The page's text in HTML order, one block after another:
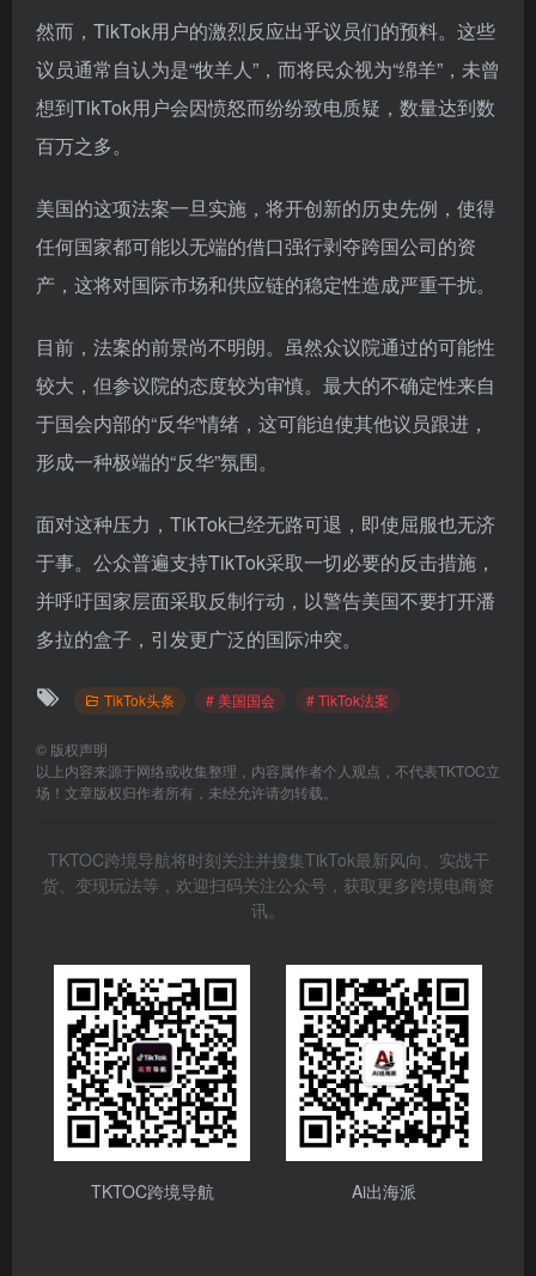
然而，TikTok用户的激烈反应出乎议员们的预料。这些
议员通常自认为是“牧羊人”，而将民众视为“绵羊”，未曾
想到TikTok用户会因愤怒而纷纷致电质疑，数量达到数
百万之多。
美国的这项法案一旦实施，将开创新的历史先例，使得
任何国家都可能以无端的借口强行剥夺跨国公司的资
产，这将对国际市场和供应链的稳定性造成严重干扰。
目前，法案的前景尚不明朗。虽然众议院通过的可能性
较大，但参议院的态度较为审慎。最大的不确定性来自
于国会内部的“反华”情绪，这可能迫使其他议员跟进，
形成一种极端的“反华”氛围。
面对这种压力，TikTok已经无路可退，即使屈服也无济
于事。公众普遍支持TikTok采取一切必要的反击措施，
并呼吁国家层面采取反制行动，以警告美国不要打开潘
多拉的盒子，引发更广泛的国际冲突。
TikTok头条 # 美国国会 # TikTok法案
© 版权声明
以上内容来源于网络或收集整理，内容属作者个人观点，不代表TKTOC立
场！文章版权归作者所有，未经允许请勿转载。
TKTOC跨境导航将时刻关注并搜集TikTok最新风向、实战干
货、变现玩法等，欢迎扫码关注公众号，获取更多跨境电商资
讯。
TKTOC跨境导航 Ai出海派